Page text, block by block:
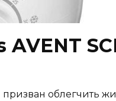
облегчить